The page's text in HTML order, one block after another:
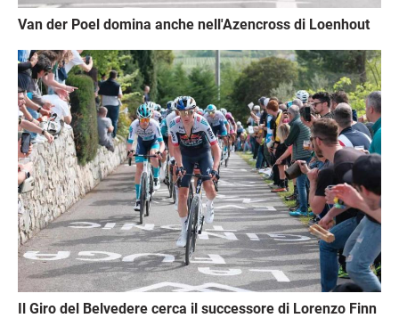
Van der Poel domina anche nell'Azencross di Loenhout
Immagine
Il Giro del Belvedere cerca il successore di Lorenzo Finn